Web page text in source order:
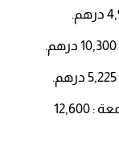
دورة السعر الثابت – التدريب أيام الجمعة : 12,600